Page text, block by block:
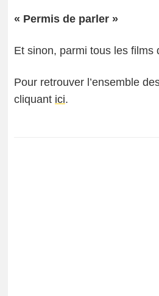
« Permis de parler »
Et sinon, parmi tous les films
Pour retrouver l’ensemble
cliquant ici.